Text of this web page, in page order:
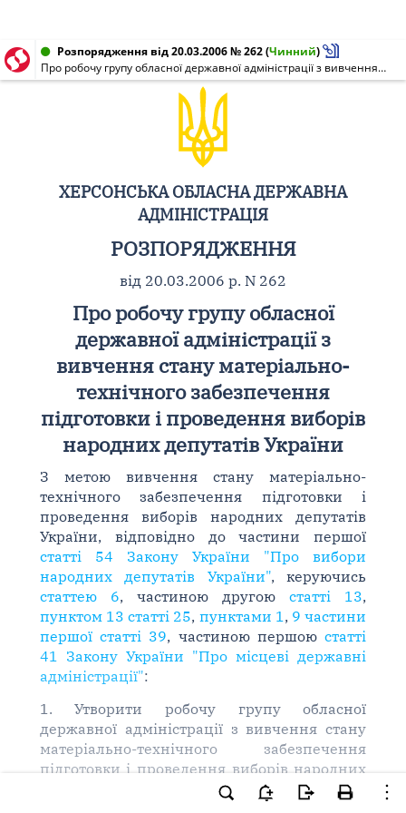
Розпорядження від 20.03.2006 № 262(Чинний)
Про робочу групу обласної державної адміністрації з вивчення стану матеріально-технічного забезпечення підготовки і проведення виборів народних депутатів України
ХЕРСОНСЬКА ОБЛАСНА ДЕРЖАВНА
АДМІНІСТРАЦІЯ
РОЗПОРЯДЖЕННЯ
від 20.03.2006 р. N 262
Про робочу групу обласної
державної адміністрації з
вивчення стану матеріально-
технічного забезпечення
підготовки і проведення виборів
народних депутатів України
З метою вивчення стану матеріально-
технічного забезпечення підготовки і
проведення виборів народних депутатів
України, відповідно до частини першої
статті 54 Закону України "Про вибори
народних депутатів України", керуючись
статтею 6, частиною другоюстатті 13,
пунктом 13 статті 25, пунктами 1, 9 частини
першої статті 39, частиною першоюстатті
41 Закону України "Про місцеві державні
адміністрації":
1. Утворити робочу групу обласної
державної адміністрації з вивчення стану
матеріально-технічного забезпечення
підготовки і проведення виборів народних
депутатів України у складі згідно з